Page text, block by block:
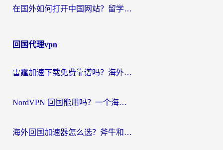
在国外如何打开中国网站？留学生与海外华人的无缝访问指南
回国代理vpn
雷霆加速下载免费靠谱吗？海外党选回国加速器的避坑指南（附热门工具对比）
NordVPN 回国能用吗？一个海外用户必须面对的真实困境
海外回国加速器怎么选？斧牛和海龟哪个好？一篇帮你避开坑的实用指南